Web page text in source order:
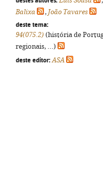
Balixa
, João Tavares
deste tema:
94(075.2) (história de
regionais, ...)
deste editor: ASA